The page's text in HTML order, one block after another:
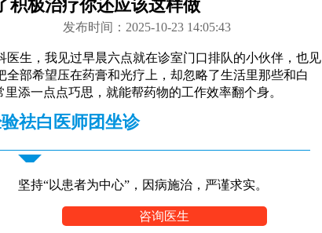
积极治疗你还应该这样做
发布时间：2025-10-23 14:05:43
生，我见过早晨六点就在诊室门口排队的小伙伴，也见
部希望压在药膏和光疗上，却忽略了生活里那些和白
添一点点巧思，就能帮药物的工作效率翻个身。
祛白医师团坐诊
坚持“以患者为中心”，因病施治，严谨求实。
咨询医生